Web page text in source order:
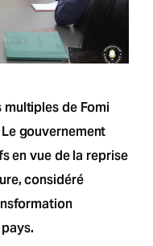
multiples de Fomi
gouvernement
en vue de la reprise
considéré